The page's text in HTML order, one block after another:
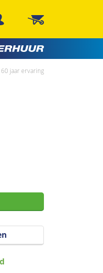
Winkelwagen
60 jaar ervaring